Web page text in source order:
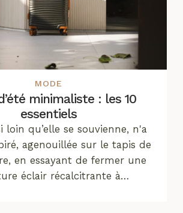
MODE
minimaliste : les 10
essentiels
loin qu’elle se souvienne, n'a
agenouillée sur le tapis de
en essayant de fermer une
éclair récalcitrante à…